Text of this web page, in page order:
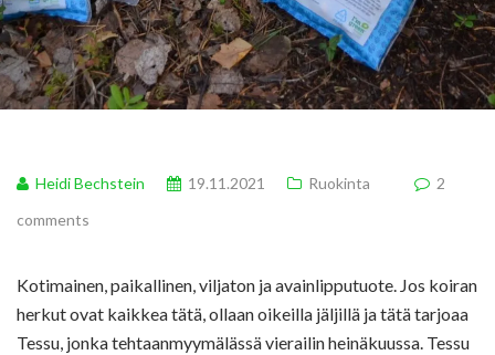
Heidi Bechstein 19.11.2021 Ruokinta
2
comments
Kotimainen, paikallinen, viljaton ja avainlipputuote. Jos koiran
herkut ovat kaikkea tätä, ollaan oikeilla jäljillä ja tätä tarjoaa
Tessu, jonka tehtaanmyymälässä vierailin heinäkuussa. Tessu